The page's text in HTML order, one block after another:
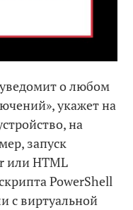
о любом
укажет на
на
запуск
или HTML
PowerShell
с виртуальной